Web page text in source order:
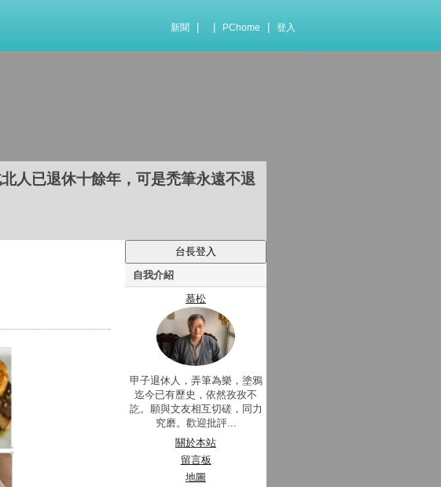
新聞 PChome 登入
人已退休十餘年，可是禿筆永遠不退
自我介紹
慕松
甲子退休人，弄筆為樂，塗鴉
迄今已有歷史，依然孜孜不
訖。願與文友相互切磋，同力
究磨。歡迎批評...
關於本站
留言板
地圖